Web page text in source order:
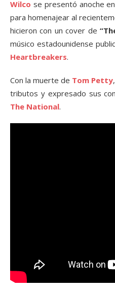
Wilco se presentó anoche
para homenajear al
hicieron con un cover de
músico estadounidense
Heartbreakers.
Con la muerte de Tom Petty
tributos y expresado sus
The National.